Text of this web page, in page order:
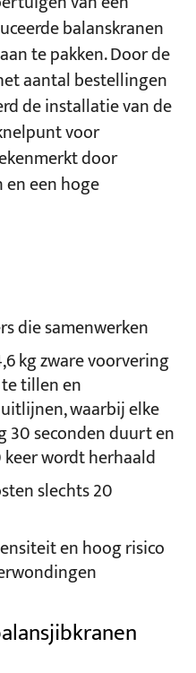
balanskranen
te pakken. Door de
aantal bestellingen
de installatie van de
voor
door
een hoge
die samenwerken
kg zware voorvering
tillen en
waarbij elke
seconden duurt en
wordt herhaald
slechts 20
en hoog risico